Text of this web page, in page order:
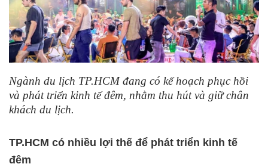
Ngành du lịch TP.HCM đang có kế hoạch phục hồi
và phát triển kinh tế đêm, nhằm thu hút và giữ chân
khách du lịch.
TP.HCM có nhiều lợi thế để phát triển kinh tế
đêm